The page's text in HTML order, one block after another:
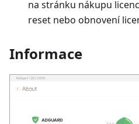
na stránku nákupu
reset nebo obnovení
Informace